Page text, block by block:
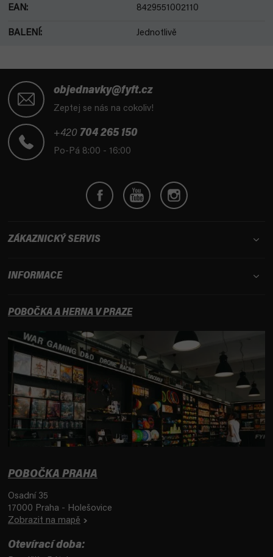
EAN: 8429551002110
BALENÍ: Jednotlivě
objednavky@fyft.cz
Zeptej se nás na cokoliv!
+420 704 265 150
Po-Pá 8:00 - 16:00
ZÁKAZNICKÝ SERVIS
INFORMACE
POBOČKA A HERNA V PRAZE
POBOČKA PRAHA
Osadní 35
17000 Praha - Holešovice
Zobrazit na mapě
Otevírací doba: